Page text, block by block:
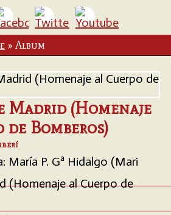
» Album
Madrid (Homenaje
Bomberos)
María P. Gª Hidalgo (Mari